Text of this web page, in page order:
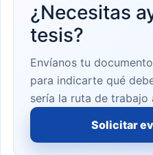
¿Necesitas
tesis?
Envíanos tu
para indicarte qué
sería la ruta de trabajo
Solicitar